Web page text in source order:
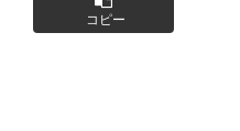
コピー